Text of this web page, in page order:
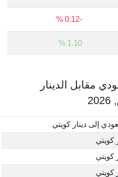
-0.12 %
1.10 %
سعودي مقابل الدينار